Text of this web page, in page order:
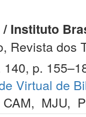
/ Instituto
Revista dos
p.
Virtual de
CAM, MJU,